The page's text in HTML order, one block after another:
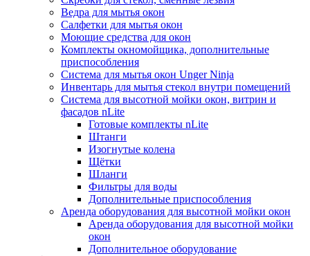
Ведра для мытья окон
Салфетки для мытья окон
Моющие средства для окон
Комплекты окномойщика, дополнительные
приспособления
Система для мытья окон Unger Ninja
Инвентарь для мытья стекол внутри помещений
Система для высотной мойки окон, витрин и
фасадов nLite
Готовые комплекты nLite
Штанги
Изогнутые колена
Щётки
Шланги
Фильтры для воды
Дополнительные приспособления
Аренда оборудования для высотной мойки окон
Аренда оборудования для высотной мойки
окон
Дополнительное оборудование